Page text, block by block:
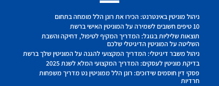
ניהול מוניטין באינטרנט: הכירו את רונן הלל מומחה בתחום
10 טיפים חשובים לשמירה על המוניטין האישי ברשת
תוצאות שליליות בגוגל: המדריך המקיף לטיפול, דחיקה והשבת
השליטה על המוניטין הדיגיטלי שלכם
ניהול משבר דיגיטלי: המדריך המקצועי להגנה על המוניטין שלך ברשת
בדיקת מוניטין לעסקים: המדריך המקצועי המלא לשנת 2025
פסקי דין חוסמים שידוכים: רונן הלל ממוניטין נט מדריך משפחות
חרדיות